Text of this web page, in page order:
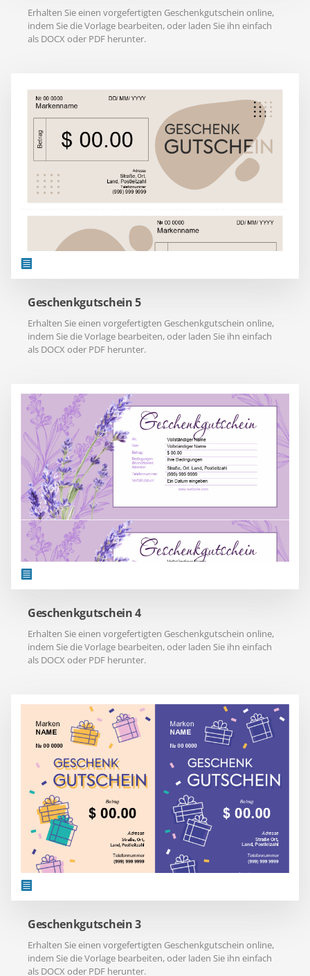
Erhalten Sie einen vorgefertigten Geschenkgutschein online,
indem Sie die Vorlage bearbeiten, oder laden Sie ihn einfach
als DOCX oder PDF herunter.
Geschenkgutschein 5
Erhalten Sie einen vorgefertigten Geschenkgutschein online,
indem Sie die Vorlage bearbeiten, oder laden Sie ihn einfach
als DOCX oder PDF herunter.
Geschenkgutschein 4
Erhalten Sie einen vorgefertigten Geschenkgutschein online,
indem Sie die Vorlage bearbeiten, oder laden Sie ihn einfach
als DOCX oder PDF herunter.
Geschenkgutschein 3
Erhalten Sie einen vorgefertigten Geschenkgutschein online,
indem Sie die Vorlage bearbeiten, oder laden Sie ihn einfach
als DOCX oder PDF herunter.